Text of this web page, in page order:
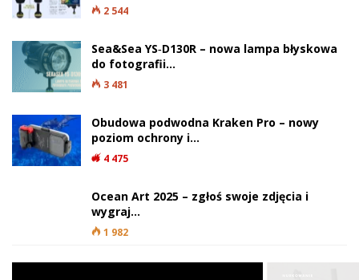
2 544
Sea&Sea YS‑D130R – nowa lampa błyskowa
do fotografii…
3 481
Obudowa podwodna Kraken Pro – nowy
poziom ochrony i…
4 475
Ocean Art 2025 – zgłoś swoje zdjęcia i
wygraj…
1 982